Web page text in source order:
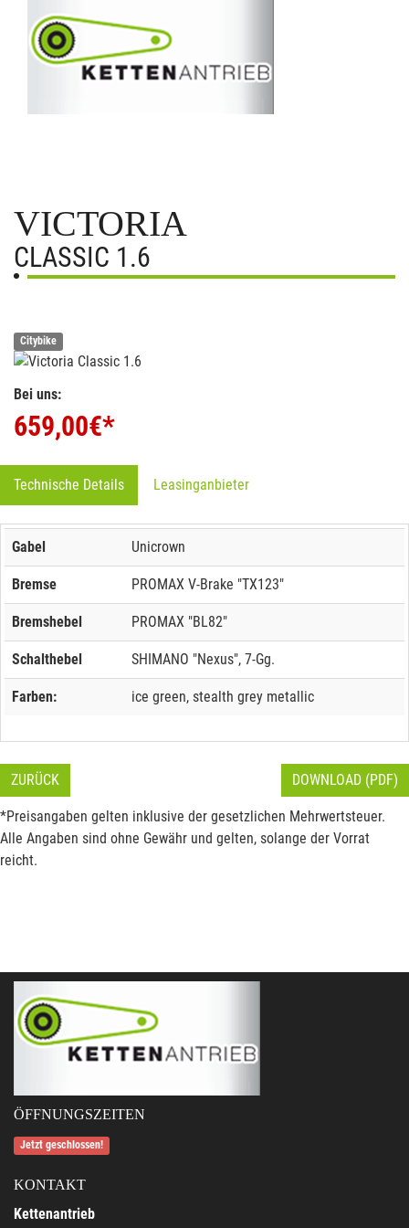
VICTORIA
CLASSIC 1.6
Citybike
Bei uns:
659,00€*
Technische Details Leasinganbieter
Gabel Unicrown
Bremse PROMAX V-Brake "TX123"
Bremshebel PROMAX "BL82"
Schalthebel SHIMANO "Nexus", 7-Gg.
Farben: ice green, stealth grey metallic
ZURÜCK DOWNLOAD (PDF)
*Preisangaben gelten inklusive der gesetzlichen Mehrwertsteuer.
Alle Angaben sind ohne Gewähr und gelten, solange der Vorrat
reicht.
ÖFFNUNGSZEITEN
Jetzt geschlossen!
KONTAKT
Kettenantrieb